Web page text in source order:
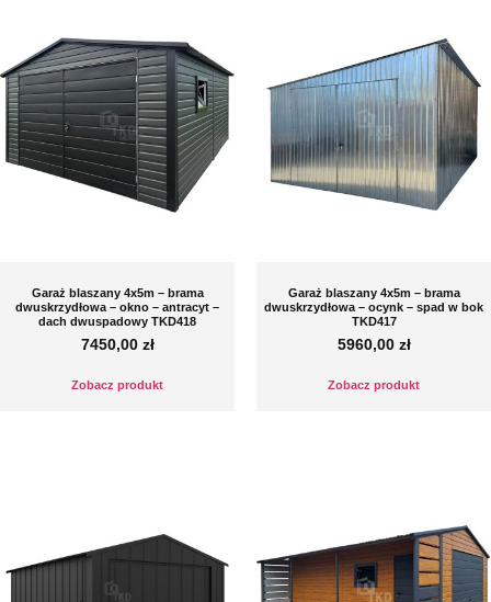
Garaż blaszany 4x5m – brama
dwuskrzydłowa – okno – antracyt –
dach dwuspadowy TKD418
7450,00 zł
Zobacz produkt
Garaż blaszany 4x5m – brama
dwuskrzydłowa – ocynk – spad w bok
TKD417
5960,00 zł
Zobacz produkt